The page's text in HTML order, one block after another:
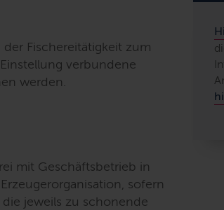
Fischereitätigkeit zum
verbundene
werden.
mit Geschäftsbetrieb in
sofern
jeweils zu schonende